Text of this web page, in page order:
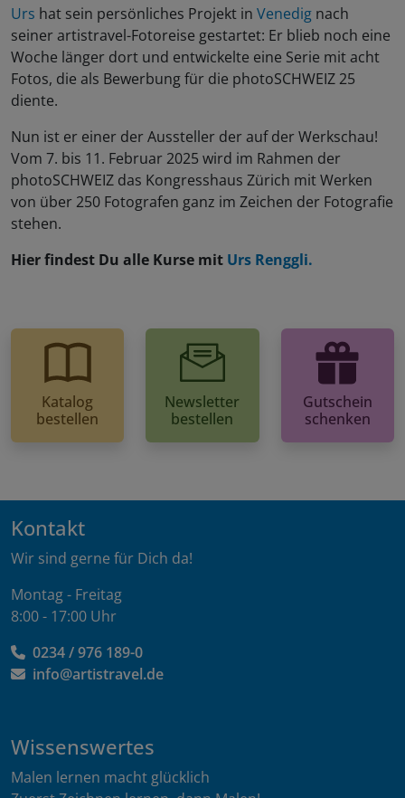
Urs hat sein persönliches Projekt in Venedig nach
seiner artistravel-Fotoreise gestartet: Er blieb noch eine
Woche länger dort und entwickelte eine Serie mit acht
Fotos, die als Bewerbung für die photoSCHWEIZ 25
diente.
Nun ist er einer der Aussteller der auf der Werkschau!
Vom 7. bis 11. Februar 2025 wird im Rahmen der
photoSCHWEIZ das Kongresshaus Zürich mit Werken
von über 250 Fotografen ganz im Zeichen der Fotografie
stehen.
Hier findest Du alle Kurse mit Urs Renggli.
Katalog
bestellen
Newsletter
bestellen
Gutschein
schenken
Kontakt
Wir sind gerne für Dich da!
Montag - Freitag
8:00 - 17:00 Uhr
0234 / 976 189-0
info@artistravel.de
Wissenswertes
Malen lernen macht glücklich